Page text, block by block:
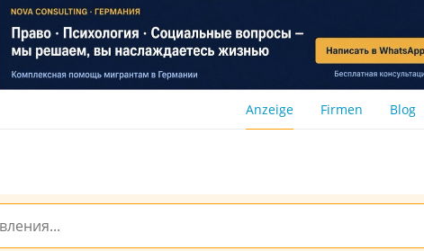
Anzeige Firmen Blog